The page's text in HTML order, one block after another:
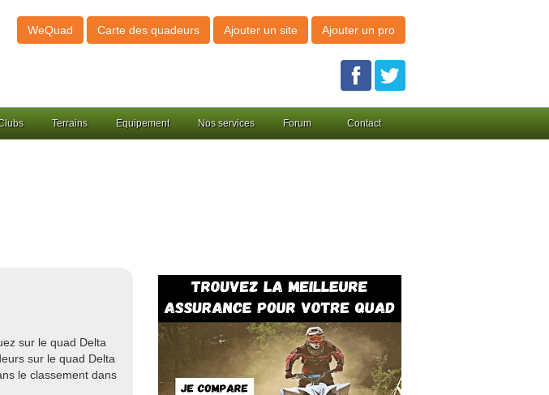
WeQuad Carte des quadeurs Ajouter un site Ajouter un pro
Terrains Equipement Nos services Forum Contact
sur le quad Delta
sur le quad Delta
le classement dans